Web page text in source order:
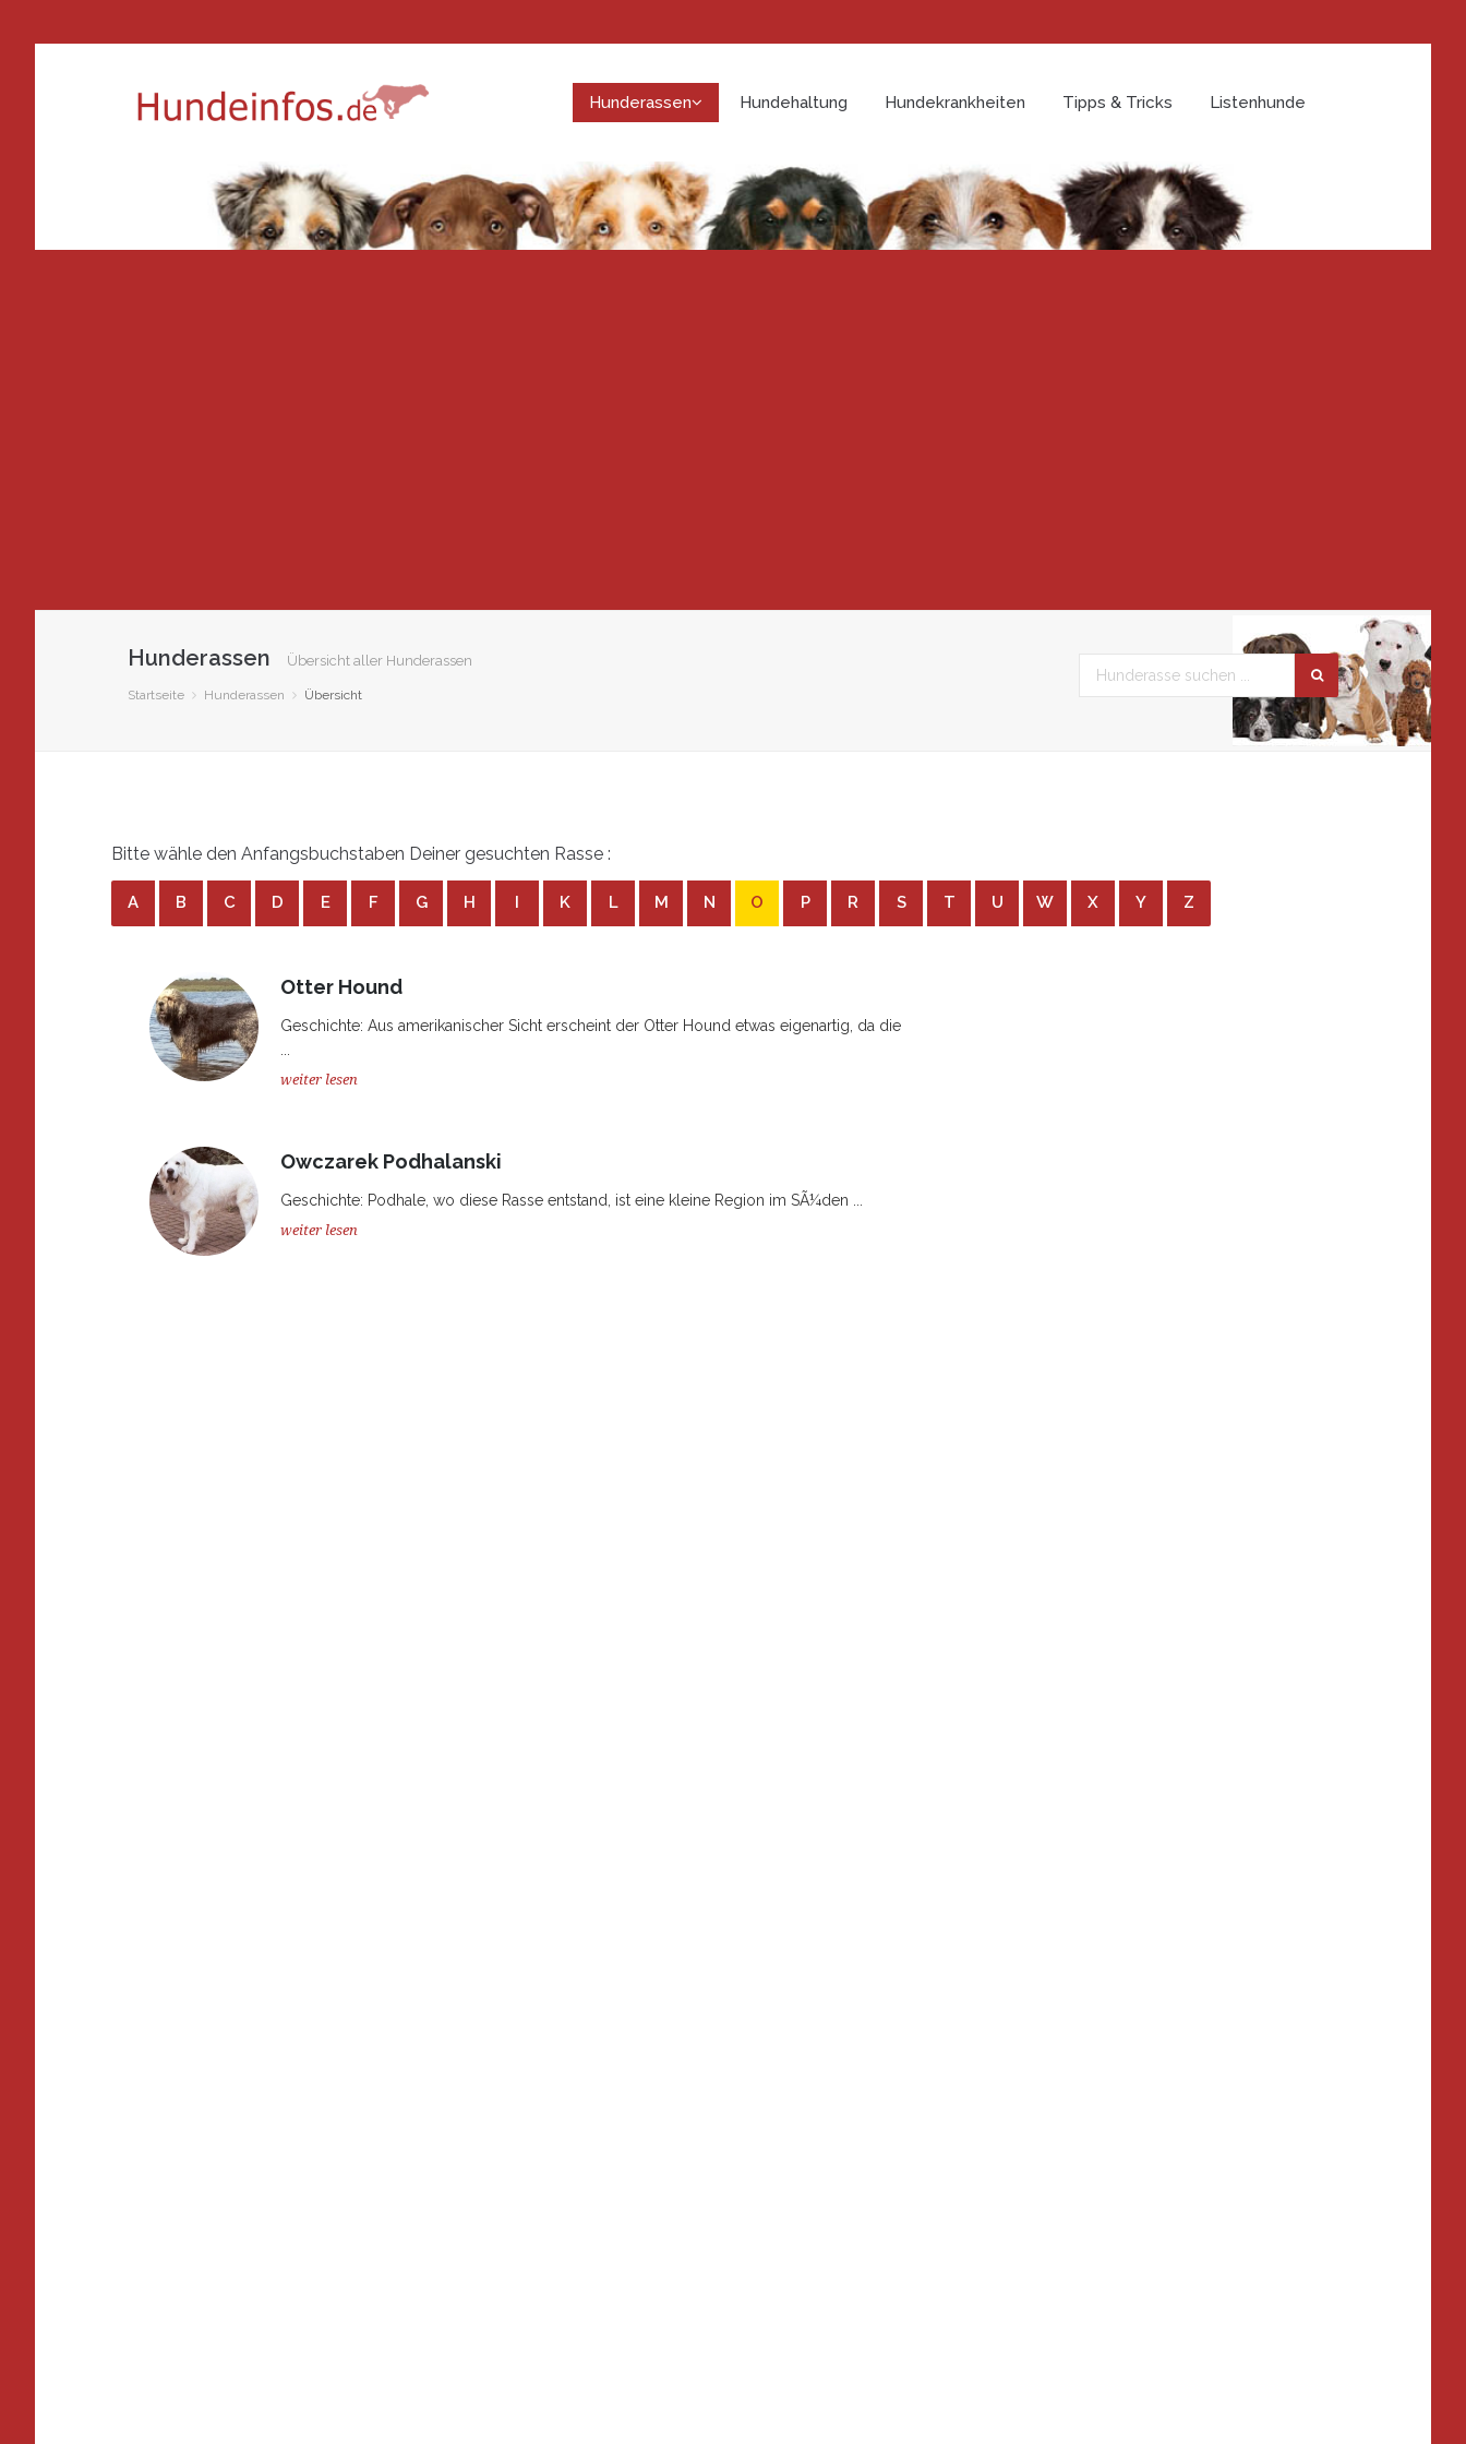
Hunderassen Hundehaltung Hundekrankheiten Tipps & Tricks Listenhunde
Hunderassen Übersicht aller Hunderassen
Startseite Hunderassen Übersicht
Bitte wähle den Anfangsbuchstaben Deiner gesuchten Rasse :
A B C D E F G H I K L M N O P R S T U W X Y Z
Otter Hound
Geschichte: Aus amerikanischer Sicht erscheint der Otter Hound etwas eigenartig, da die
weiter lesen
Owczarek Podhalanski
Geschichte: Podhale, wo diese Rasse entstand, ist eine kleine Region im SÃ¼den ...
weiter lesen